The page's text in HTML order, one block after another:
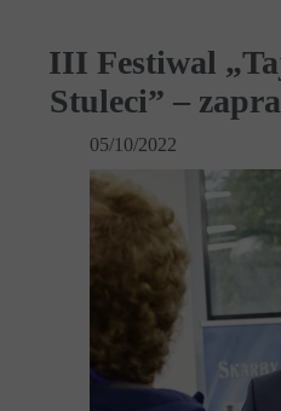
05/10/2022
III Festiwal
Stuleci” –